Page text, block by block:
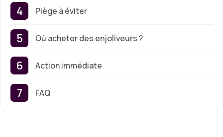
Piège à éviter
Où acheter des enjoliveurs ?
Action immédiate
FAQ